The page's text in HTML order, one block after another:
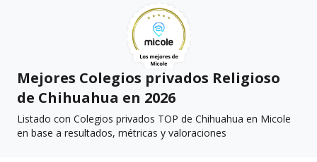
Mejores Colegios privados Religioso
de Chihuahua en 2026
Listado con Colegios privados TOP de Chihuahua en Micole
en base a resultados, métricas y valoraciones